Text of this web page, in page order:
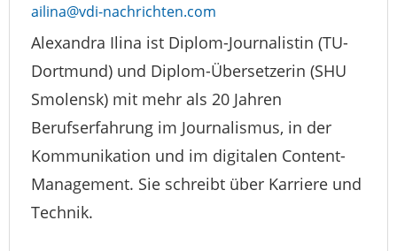
ailina@vdi-nachrichten.com
Alexandra Ilina ist Diplom-Journalistin (TU-
Dortmund) und Diplom-Übersetzerin (SHU
Smolensk) mit mehr als 20 Jahren
Berufserfahrung im Journalismus, in der
Kommunikation und im digitalen Content-
Management. Sie schreibt über Karriere und
Technik.